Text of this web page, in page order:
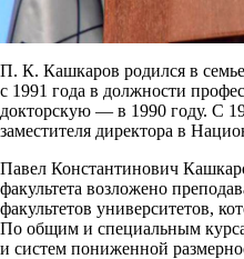
П. К. Кашкаров родился в
с 1991 года в должности
докторскую — в 1990 году. С
заместителя директора в
Павел Константинович
факультета возложено
факультетов университетов,
По общим и специальным
и систем пониженной